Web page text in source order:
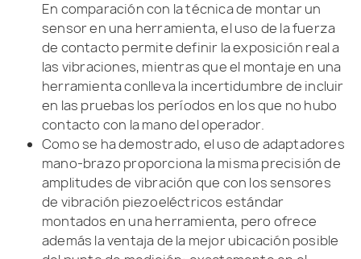
En comparación con la técnica de montar un
sensor en una herramienta, el uso de la fuerza
de contacto permite definir la exposición real a
las vibraciones, mientras que el montaje en una
herramienta conlleva la incertidumbre de incluir
en las pruebas los períodos en los que no hubo
contacto con la mano del operador.
Como se ha demostrado, el uso de adaptadores
mano-brazo proporciona la misma precisión de
amplitudes de vibración que con los sensores
de vibración piezoeléctricos estándar
montados en una herramienta, pero ofrece
además la ventaja de la mejor ubicación posible